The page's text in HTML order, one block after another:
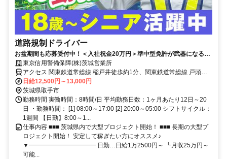
道路規制ドライバー
お盆期間も応募受付中！＜入社祝金20万円＞準中型免許が武器になる！
日給12,500円～｜週3日OK
東京信用警備保障(株)茨城営業所
アクセス 関東鉄道常総線 稲戸井徒歩約1分、関東鉄道常総線 戸頭徒
歩約10分、関東鉄道常総線 ゆめみ野徒歩約19分 稲戸井駅周辺｜直行
直帰OK｜車・バイク通勤可
日給12,500円～13,000円
茨城県取手市
勤務時間 実働時間：8時間/日 平均勤務日数：1ヶ月あたり12日～20
日 ・勤務時間： [1] 08:00～17:00 [2] 20:00～05:00 シフトサイクル：
1週間 【日勤】8:00～1...
仕事内容 ■■■ 茨城県内で大型プロジェクト開始！ ■■■ 長期の大型プ
ロジェクト開始！ 安定して稼ぎたい方にオススメ♪
▼━━━━━━━━━━━ 日勤…日給1万2500円～ ┗月収25万円～
可能...